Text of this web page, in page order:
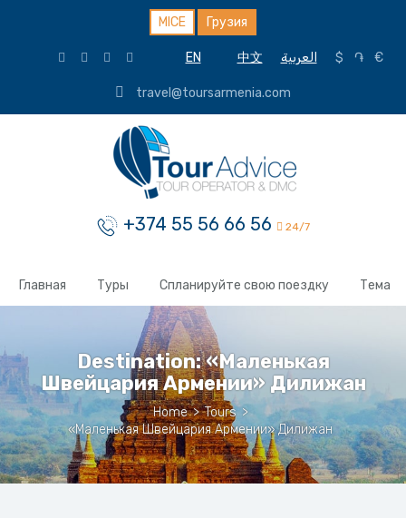
MICE Грузия
EN 中文 العربية $ ֏ €
travel@toursarmenia.com
+374 55 56 66 56 24/7
Главная Туры Спланируйте свою поездку Тема
Destination:«Маленькая
Швейцария Армении» Дилижан
Home > Tours >
«Маленькая Швейцария Армении» Дилижан